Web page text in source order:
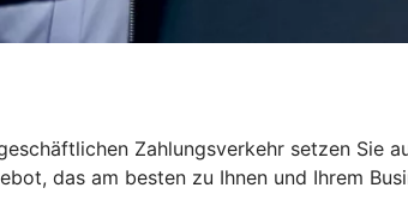
Zahlungsverkehr setzen Sie
das am besten zu Ihnen und Ihrem